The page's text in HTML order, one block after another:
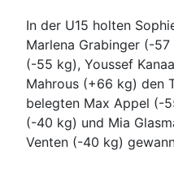
In der U15 holten
Marlena Grabinger (-
(-55 kg), Youssef
Mahrous (+66 kg) den
belegten Max Appel (-
(-40 kg) und Mia
Venten (-40 kg)